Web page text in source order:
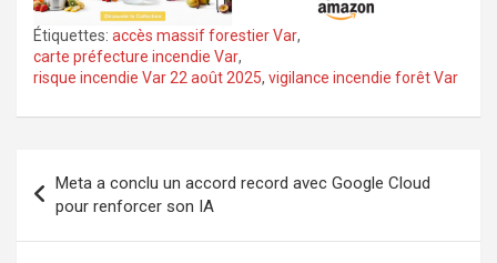
Étiquettes: accès massif forestier Var,
carte préfecture incendie Var,
risque incendie Var 22 août 2025, vigilance incendie forêt Var
de
l’article
Meta a conclu un accord record avec Google Cloud
pour renforcer son IA